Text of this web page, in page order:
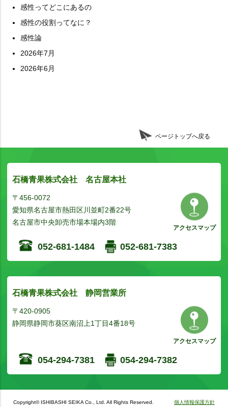
感性ってどこにあるの
感性の役割ってなに？
感性論
2026年7月
2026年6月
ページトップへ戻る
石橋青果株式会社 名古屋本社
〒456-0072
愛知県名古屋市熱田区川並町2番22号
名古屋市中央卸売市場本場内3階
アクセスマップ
052-681-1484 052-681-7383
石橋青果株式会社 静岡営業所
〒420-0905
静岡県静岡市葵区南沼上1丁目4番18号
アクセスマップ
054-294-7381 054-294-7382
Copyright© ISHIBASHI SEIKA Co., Ltd. All Rights Reserved. 個人情報保護方針